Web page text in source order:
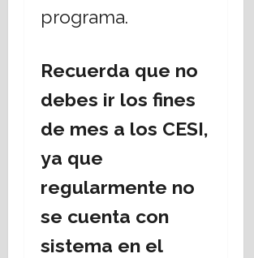
programa.
Recuerda que no
debes ir los fines
de mes a los CESI,
ya que
regularmente no
se cuenta con
sistema en el